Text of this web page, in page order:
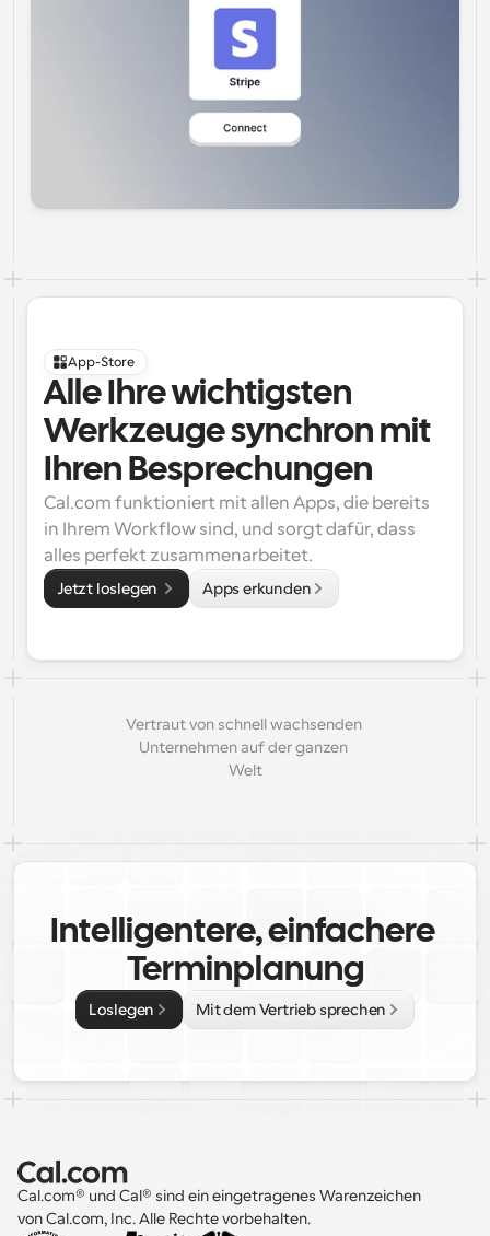
App-Store
Alle Ihre wichtigsten
Werkzeuge synchron mit
Ihren Besprechungen
Cal.com funktioniert mit allen Apps, die bereits
in Ihrem Workflow sind, und sorgt dafür, dass
alles perfekt zusammenarbeitet.
Jetzt loslegen Apps erkunden
Vertraut von schnell wachsenden
Unternehmen auf der ganzen
Welt
Intelligentere, einfachere
Terminplanung
Loslegen Mit dem Vertrieb sprechen
Cal.com® und Cal® sind ein eingetragenes Warenzeichen
von Cal.com, Inc. Alle Rechte vorbehalten.